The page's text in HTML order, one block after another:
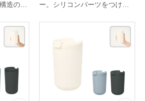
造のタ
のよう
い為
す。テ
アイ
ー。シリコンパーツをつけ替
サーモタンブラーの2WAYで使
用できるタンブラーです。夏
は冷たいペットボトルをホー
ただけます。冬は温かい飲み
物入れて直飲みタンブラーと
してお使いください。